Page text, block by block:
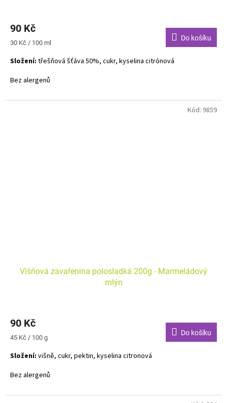
90 Kč
Měrná
30 Kč / 100 ml
Do košíku
Složení: třešňová šťáva 50%, cukr, kyselina citrónová
Bez alergenů
Višňová zavařenina polosladká 200g - Marmeládový
mlýn
90 Kč
Měrná
45 Kč / 100 g
Do košíku
Složení: višně, cukr, pektin, kyselina citronová
Bez alergenů
Kód: 9859